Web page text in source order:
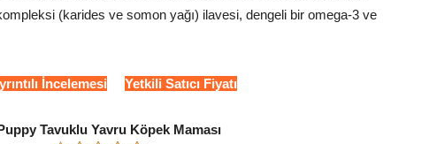
(karides ve somon yağı) ilavesi, dengeli bir omega-3 ve
İncelemesi Yetkili Satıcı Fiyatı
Tavuklu Yavru Köpek Maması